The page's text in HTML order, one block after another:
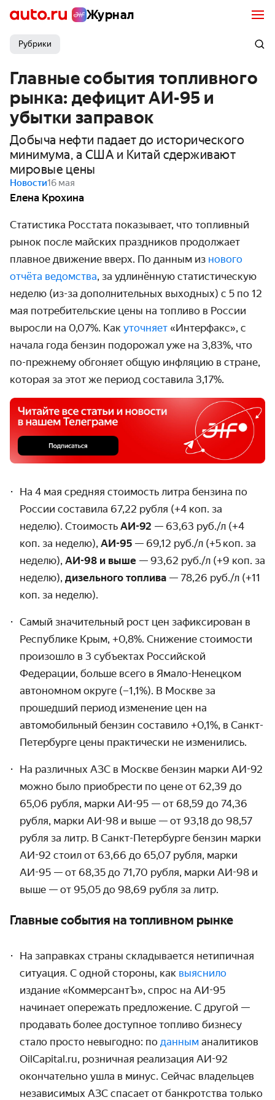
Журнал
Рубрики
Главные события топливного
рынка: дефицит АИ-95 и
убытки заправок
Добыча нефти падает до исторического
минимума, а США и Китай сдерживают
мировые цены
Новости16 мая
Елена Крохина
Статистика Росстата показывает, что топливный
рынок после майских праздников продолжает
плавное движение вверх. По данным из нового
отчёта ведомства, за удлинённую статистическую
неделю (из-за дополнительных выходных) с 5 по 12
мая потребительские цены на топливо в России
выросли на 0,07%. Как уточняет «Интерфакс», с
начала года бензин подорожал уже на 3,83%, что
по-прежнему обгоняет общую инфляцию в стране,
которая за этот же период составила 3,17%.
На 4 мая средняя стоимость литра бензина по
России составила 67,22 рубля (+4 коп. за
неделю). Стоимость АИ-92 — 63,63 руб./л (+4
коп. за неделю), АИ-95 — 69,12 руб./л (+5 коп. за
неделю), АИ-98 и выше — 93,62 руб./л (+9 коп. за
неделю), дизельного топлива — 78,26 руб./л (+11
коп. за неделю).
Самый значительный рост цен зафиксирован в
Республике Крым, +0,8%. Снижение стоимости
произошло в 3 субъектах Российской
Федерации, больше всего в Ямало-Ненецком
автономном округе (−1,1%). В Москве за
прошедший период изменение цен на
автомобильный бензин составило +0,1%, в Санкт-
Петербурге цены практически не изменились.
На различных АЗС в Москве бензин марки АИ-92
можно было приобрести по цене от 62,39 до
65,06 рубля, марки АИ-95 — от 68,59 до 74,36
рубля, марки АИ-98 и выше — от 93,18 до 98,57
рубля за литр. В Санкт-Петербурге бензин марки
АИ-92 стоил от 63,66 до 65,07 рубля, марки
АИ-95 — от 68,35 до 71,70 рубля, марки АИ-98 и
выше — от 95,05 до 98,69 рубля за литр.
Главные события на топливном рынке
На заправках страны складывается нетипичная
ситуация. С одной стороны, как выяснило
издание «КоммерсантЪ», спрос на АИ-95
начинает опережать предложение. С другой —
продавать более доступное топливо бизнесу
стало просто невыгодно: по данным аналитиков
OilCapital.ru, розничная реализация АИ-92
окончательно ушла в минус. Сейчас владельцев
независимых АЗС спасает от банкротства только